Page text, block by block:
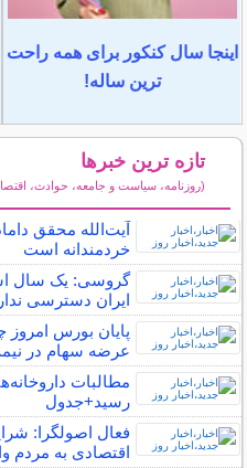
اینجا سال کنکور برای همه راحت
ترین ساله!
تازه ترین خبرها
(روزنامه، سیاست و جامعه، حوادث،
آیت‌الله محقق
خردمندانه است
گروسی: یک سال
ایران دسترسی
عرضه سهام در
رسید+جدول
فعال اصولگرا:
اقتصادی به مردم